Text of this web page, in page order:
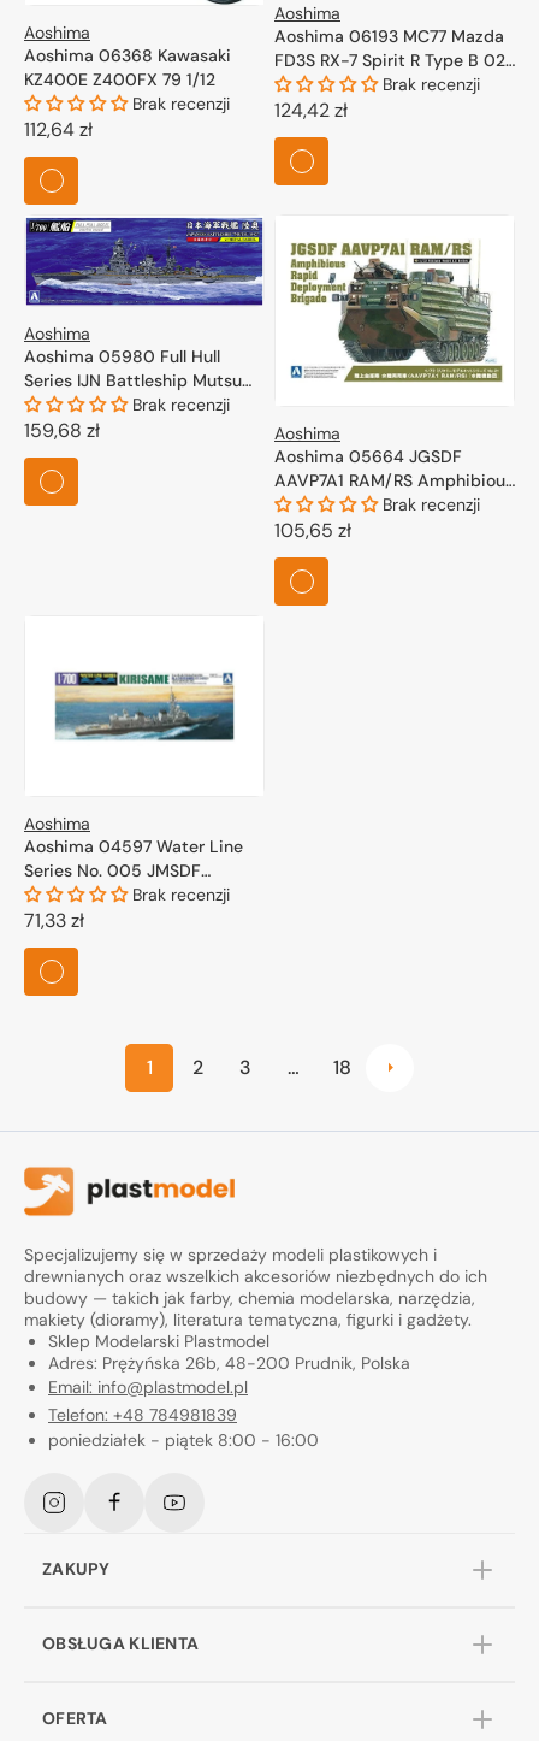
Aoshima
Aoshima 06368 Kawasaki
KZ400E Z400FX 79 1/12
Brak recenzji
Cena
regularna
112,64 zł
Aoshima
Aoshima 06193 MC77 Mazda
FD3S RX-7 Spirit R Type B 02
1/24
Brak recenzji
Cena
regularna
124,42 zł
Aoshima
Aoshima 05980 Full Hull
Series IJN Battleship Mutsu
1942 1/700
Brak recenzji
Cena
regularna
159,68 zł
Aoshima
Aoshima 05664 JGSDF
AAVP7A1 RAM/RS Amphibious
Rapid Deployment Brigade
1/72
Brak recenzji
Cena
regularna
105,65 zł
Aoshima
Aoshima 04597 Water Line
Series No. 005 JMSDF
Defense Ship Kirisame 1/700
Brak recenzji
Cena
regularna
71,33 zł
1 2 3 … 18
Specjalizujemy się w sprzedaży modeli plastikowych i
drewnianych oraz wszelkich akcesoriów niezbędnych do ich
budowy — takich jak farby, chemia modelarska, narzędzia,
makiety (dioramy), literatura tematyczna, figurki i gadżety.
Sklep Modelarski Plastmodel
Adres: Prężyńska 26b, 48-200 Prudnik, Polska
Email: info@plastmodel.pl
Telefon: +48 784981839
poniedziałek - piątek 8:00 - 16:00
InstagramFacebookYouTube
ZAKUPY
OBSŁUGA KLIENTA
OFERTA